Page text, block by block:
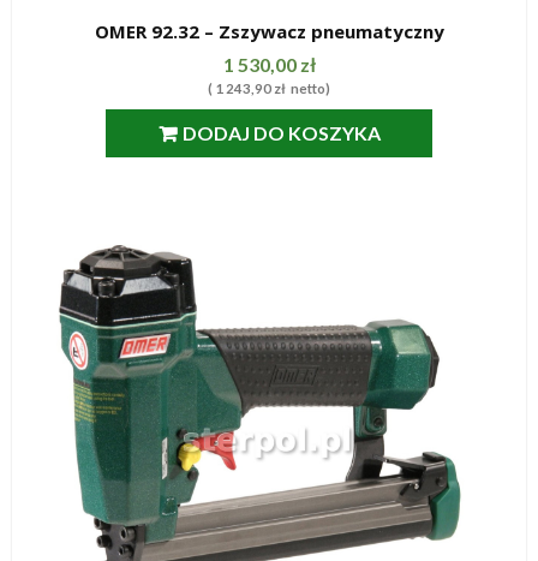
OMER 92.32 – Zszywacz pneumatyczny
1 530,00 zł
( 1 243,90 zł netto)
DODAJ DO KOSZYKA